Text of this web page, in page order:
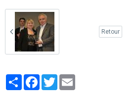
Retour
PartagerFacebook
Twitter